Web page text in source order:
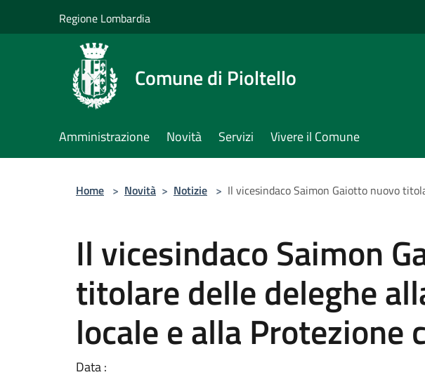
Regione Lombardia
Comune di Pioltello
Amministrazione Novità Servizi Vivere il Comune
Home > Novità > Notizie > Il vicesindaco Saimon Gaiotto nuovo
Il vicesindaco Saimon
titolare delle deleghe
locale e alla Protezione
Data :